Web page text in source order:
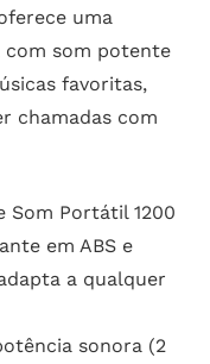
uma
com som potente
favoritas,
chamadas com
Som Portátil 1200
em ABS e
a qualquer
sonora (2